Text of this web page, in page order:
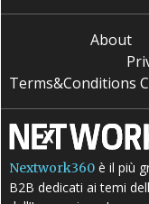
About
Terms&Conditions
Nextwork360 è il più
B2B dedicati ai temi